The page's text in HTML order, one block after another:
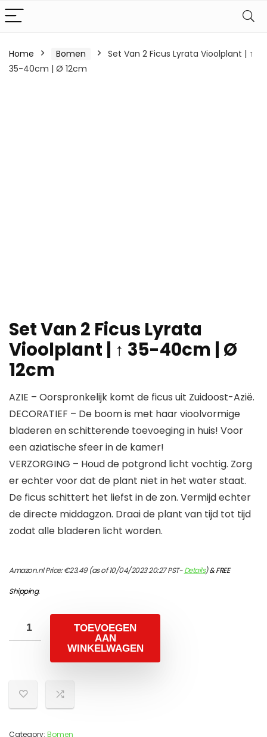
Home Bomen
Set Van 2 Ficus Lyrata Vioolplant | ↑
35-40cm | Ø 12cm
Set Van 2 Ficus Lyrata
Vioolplant | ↑ 35-40cm | Ø
12cm
AZIE – Oorspronkelijk komt de ficus uit Zuidoost-Azië.
DECORATIEF – De boom is met haar vioolvormige
bladeren en schitterende toevoeging in huis! Voor
een aziatische sfeer in de kamer!
VERZORGING – Houd de potgrond licht vochtig. Zorg
er echter voor dat de plant niet in het water staat.
De ficus schittert het liefst in de zon. Vermijd echter
de directe middagzon. Draai de plant van tijd tot tijd
zodat alle bladeren licht worden.
Amazon.nl Price:€23.49(as of 10/04/2023 20:27 PST-Details)&FREE
Shipping.
TOEVOEGEN
AAN
WINKELWAGEN
Category: Bomen